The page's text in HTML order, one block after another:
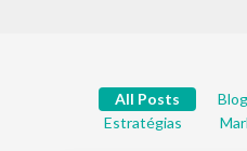
All Posts Blog
Estratégias